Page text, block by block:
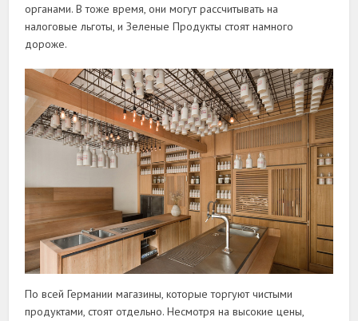
органами. В тоже время, они могут рассчитывать на
налоговые льготы, и Зеленые Продукты стоят намного
дороже.
По всей Германии магазины, которые торгуют чистыми
продуктами, стоят отдельно. Несмотря на высокие цены,